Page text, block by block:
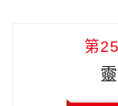
第